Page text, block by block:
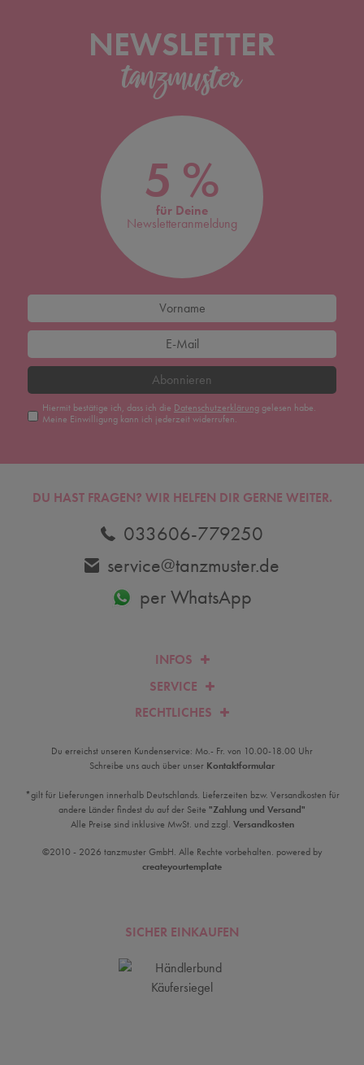
NEWSLETTER
5 %
für Deine
Newsletteranmeldung
Abonnieren
Hiermit bestätige ich, dass ich die Daten­schutz­erklärunggelesen habe.
Meine Einwilligung kann ich jederzeit widerrufen.
INFOS
SERVICE
RECHTLICHES
DU HAST FRAGEN? WIR HELFEN DIR GERNE WEITER.
033606-779250
service@tanzmuster.de
per WhatsApp
Du erreichst unseren Kundenservice: Mo.- Fr. von 10.00-18.00 Uhr
Schreibe uns auch über unser Kontaktformular
*gilt für Lieferungen innerhalb Deutschlands. Lieferzeiten bzw. Versandkosten für
andere Länder findest du auf der Seite "Zahlung und Versand"
Alle Preise sind inklusive MwSt. und zzgl. Versandkosten
©2010 - 2026 tanzmuster GmbH. Alle Rechte vorbehalten. powered by
createyourtemplate
SICHER EINKAUFEN